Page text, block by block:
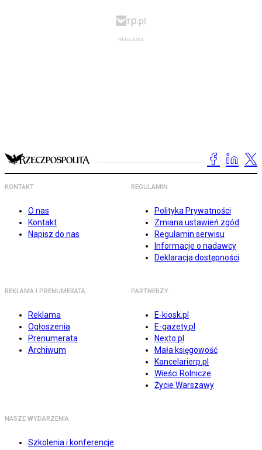
KONTAKT
O nas
Kontakt
Napisz do nas
REGULAMIN
Polityka Prywatności
Zmiana ustawień zgód
Regulamin serwisu
Informacje o nadawcy
Deklaracja dostępności
REKLAMA I PRENUMERATA
Reklama
Ogłoszenia
Prenumerata
Archiwum
PARTNERZY
E-kiosk.pl
E-gazety.pl
Nexto.pl
Mała księgowość
Kancelarierp.pl
Wieści Rolnicze
Życie Warszawy
NASZE WYDARZENIA
Szkolenia i konferencje